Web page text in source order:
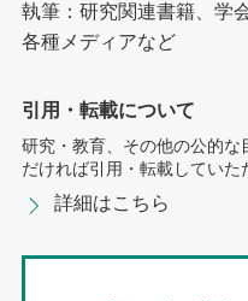
執筆：研究関連書籍、学
各種メディアなど
引用・転載について
研究・教育、その他の公的な
だければ引用・転載していた
詳細はこちら